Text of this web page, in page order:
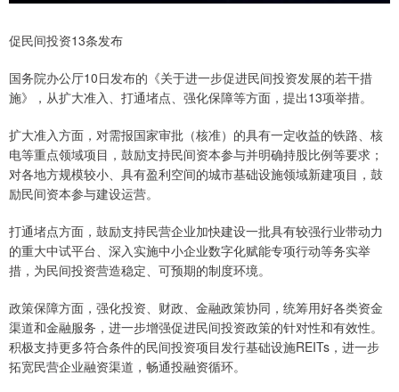
促民间投资13条发布
国务院办公厅10日发布的《关于进一步促进民间投资发展的若干措
施》，从扩大准入、打通堵点、强化保障等方面，提出13项举措。
扩大准入方面，对需报国家审批（核准）的具有一定收益的铁路、核
电等重点领域项目，鼓励支持民间资本参与并明确持股比例等要求；
对各地方规模较小、具有盈利空间的城市基础设施领域新建项目，鼓
励民间资本参与建设运营。
打通堵点方面，鼓励支持民营企业加快建设一批具有较强行业带动力
的重大中试平台、深入实施中小企业数字化赋能专项行动等务实举
措，为民间投资营造稳定、可预期的制度环境。
政策保障方面，强化投资、财政、金融政策协同，统筹用好各类资金
渠道和金融服务，进一步增强促进民间投资政策的针对性和有效性。
积极支持更多符合条件的民间投资项目发行基础设施REITs，进一步
拓宽民营企业融资渠道，畅通投融资循环。